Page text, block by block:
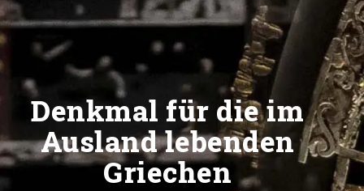
Denkmal für die im
Ausland lebenden
Griechen